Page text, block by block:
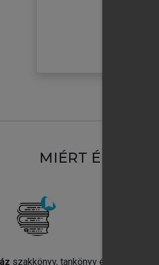
MIÉRT
szakkönyv, tankönyv és